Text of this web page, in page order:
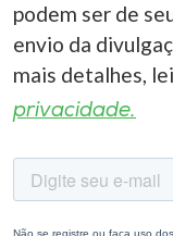
podem ser de
envio da
mais detalhes,
privacidade.